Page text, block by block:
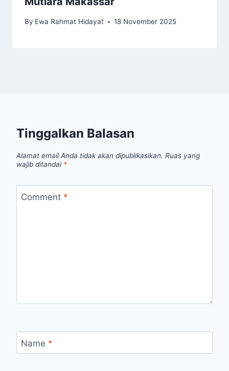
By Ewa Rahmat Hidayat 18 November 2025
Tinggalkan Balasan
Alamat email Anda tidak akan dipublikasikan. Ruas yang
wajib ditandai *
Comment *
Name *